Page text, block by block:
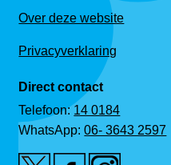
Over deze website
Privacyverklaring
Direct contact
Telefoon:14 0184
WhatsApp:06- 3643 2597